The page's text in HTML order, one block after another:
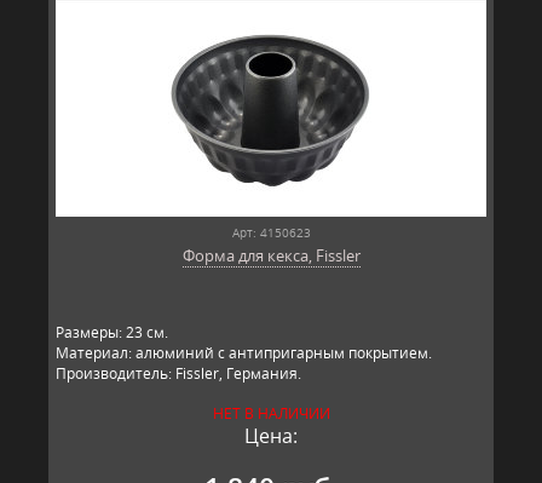
Арт: 4150623
Форма для кекса, Fissler
Размеры: 23 см.
Материал: алюминий с антипригарным покрытием.
Производитель: Fissler, Германия.
НЕТ В НАЛИЧИИ
Цена: